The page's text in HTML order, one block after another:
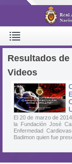
Resultados
Videos
El 20 de marzo de
la Fundación José
Enfermedad
Badimon quien fue